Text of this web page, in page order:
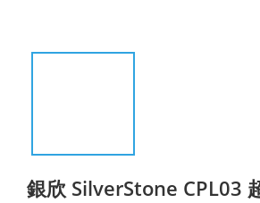
銀欣 SilverStone CPL03